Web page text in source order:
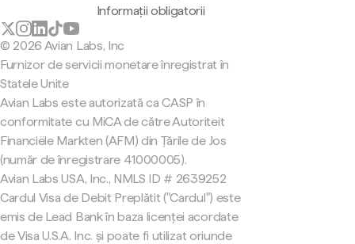
Informații obligatorii
© 2026 Avian Labs, Inc
Furnizor de servicii monetare înregistrat în
Statele Unite
Avian Labs este autorizată ca CASP în
conformitate cu MiCA de către Autoriteit
Financiële Markten (AFM) din Țările de Jos
(număr de înregistrare 41000005).
Avian Labs USA, Inc., NMLS ID # 2639252
Cardul Visa de Debit Preplătit ("Cardul") este
emis de Lead Bank în baza licenței acordate
de Visa U.S.A. Inc. și poate fi utilizat oriunde